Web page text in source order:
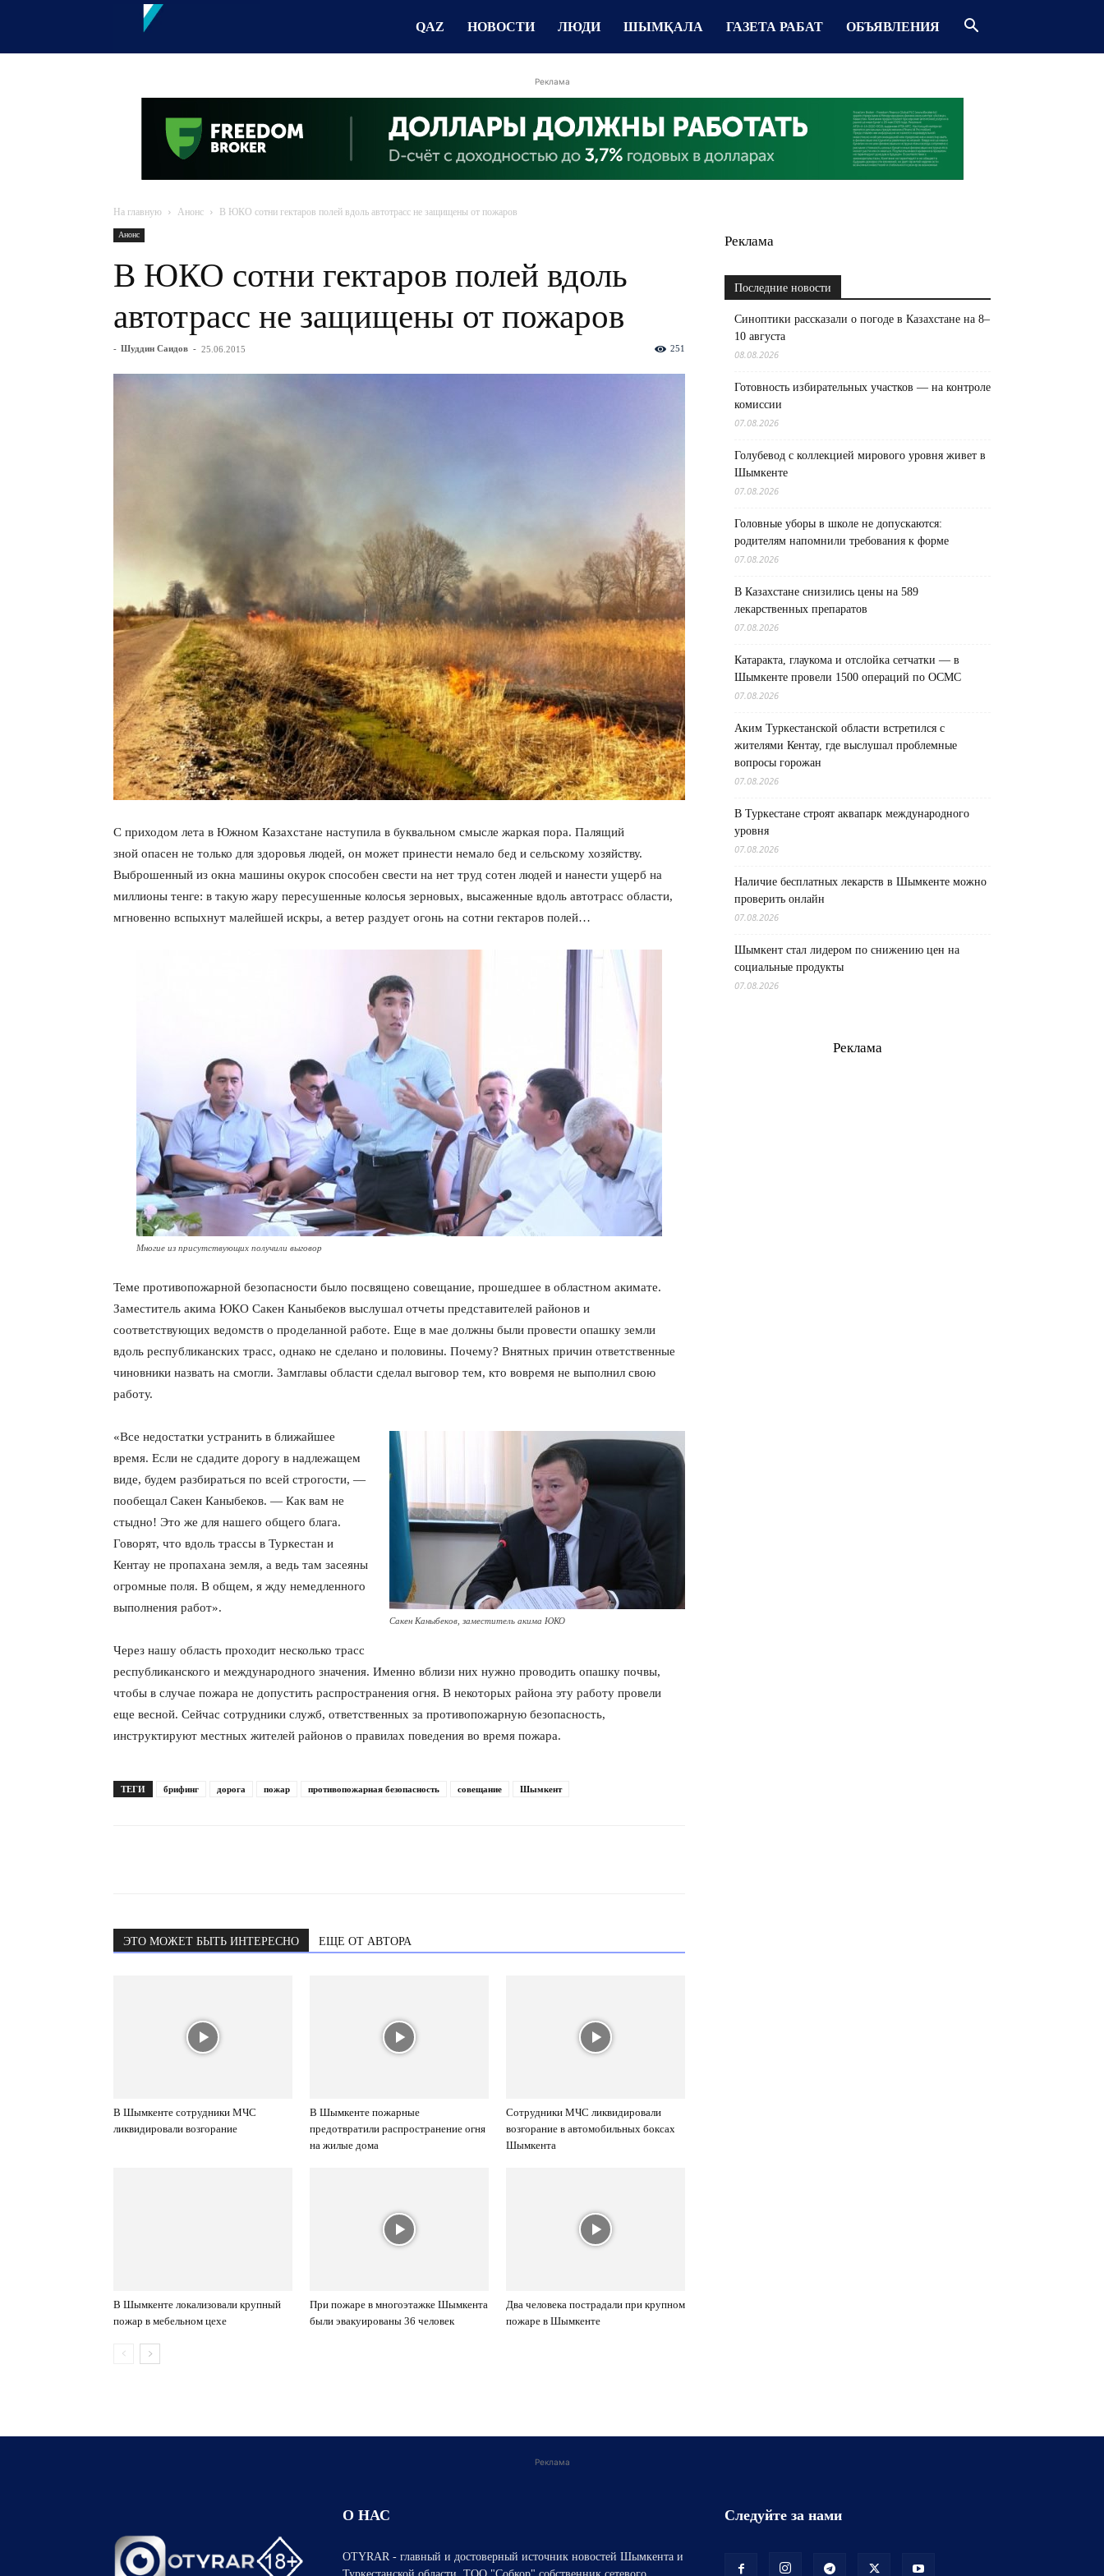
QAZ НОВОСТИ ЛЮДИ ШЫМҚАЛА ГАЗЕТА РАБАТ ОБЪЯВЛЕНИЯ
Реклама
На главную Анонс В ЮКО сотни гектаров полей вдоль автотрасс не защищены от пожаров
Анонс
В ЮКО сотни гектаров полей вдоль
автотрасс не защищены от пожаров
- Шуддин Саидов - 25.06.2015 251
С приходом лета в Южном Казахстане наступила в буквальном смысле жаркая пора. Палящий
зной опасен не только для здоровья людей, он может принести немало бед и сельскому хозяйству.
Выброшенный из окна машины окурок способен свести на нет труд сотен людей и нанести ущерб на
миллионы тенге: в такую жару пересушенные колосья зерновых, высаженные вдоль автотрасс области,
мгновенно вспыхнут малейшей искры, а ветер раздует огонь на сотни гектаров полей…
Многие из присутствующих получили выговор
Теме противопожарной безопасности было посвящено совещание, прошедшее в областном акимате.
Заместитель акима ЮКО Сакен Каныбеков выслушал отчеты представителей районов и
соответствующих ведомств о проделанной работе. Еще в мае должны были провести опашку земли
вдоль республиканских трасс, однако не сделано и половины. Почему? Внятных причин ответственные
чиновники назвать на смогли. Замглавы области сделал выговор тем, кто вовремя не выполнил свою
работу.
Сакен Каныбеков, заместитель акима ЮКО
«Все недостатки устранить в ближайшее
время. Если не сдадите дорогу в надлежащем
виде, будем разбираться по всей строгости, —
пообещал Сакен Каныбеков. — Как вам не
стыдно! Это же для нашего общего блага.
Говорят, что вдоль трассы в Туркестан и
Кентау не пропахана земля, а ведь там засеяны
огромные поля. В общем, я жду немедленного
выполнения работ».
Через нашу область проходит несколько трасс
республиканского и международного значения. Именно вблизи них нужно проводить опашку почвы,
чтобы в случае пожара не допустить распространения огня. В некоторых района эту работу провели
еще весной. Сейчас сотрудники служб, ответственных за противопожарную безопасность,
инструктируют местных жителей районов о правилах поведения во время пожара.
ТЕГИ брифинг дорога пожар противопожарная безопасность совещание Шымкент
ЭТО МОЖЕТ БЫТЬ ИНТЕРЕСНО ЕЩЕ ОТ АВТОРА
В Шымкенте сотрудники МЧС
ликвидировали возгорание
В Шымкенте пожарные
предотвратили распространение огня
на жилые дома
Сотрудники МЧС ликвидировали
возгорание в автомобильных боксах
Шымкента
В Шымкенте локализовали крупный
пожар в мебельном цехе
При пожаре в многоэтажке Шымкента
были эвакуированы 36 человек
Два человека пострадали при крупном
пожаре в Шымкенте
Реклама
Последние новости
Синоптики рассказали о погоде в Казахстане на 8–
10 августа
08.08.2026
Готовность избирательных участков — на контроле
комиссии
07.08.2026
Голубевод с коллекцией мирового уровня живет в
Шымкенте
07.08.2026
Головные уборы в школе не допускаются:
родителям напомнили требования к форме
07.08.2026
В Казахстане снизились цены на 589
лекарственных препаратов
07.08.2026
Катаракта, глаукома и отслойка сетчатки — в
Шымкенте провели 1500 операций по ОСМС
07.08.2026
Аким Туркестанской области встретился с
жителями Кентау, где выслушал проблемные
вопросы горожан
07.08.2026
В Туркестане строят аквапарк международного
уровня
07.08.2026
Наличие бесплатных лекарств в Шымкенте можно
проверить онлайн
07.08.2026
Шымкент стал лидером по снижению цен на
социальные продукты
07.08.2026
Реклама
Реклама
О НАС
OTYRAR - главный и достоверный источник новостей Шымкента и
Следуйте за нами